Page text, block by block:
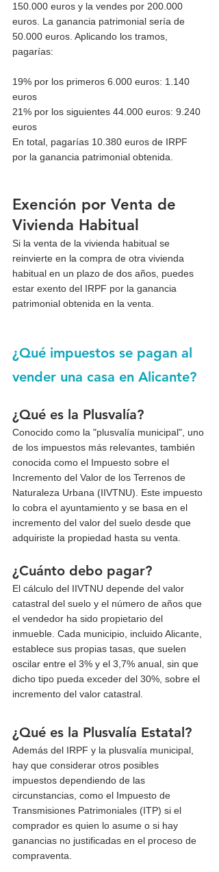
150.000 euros y la vendes por 200.000
euros. La ganancia patrimonial sería de
50.000 euros. Aplicando los tramos,
pagarías:
19% por los primeros 6.000 euros: 1.140
euros
21% por los siguientes 44.000 euros: 9.240
euros
En total, pagarías 10.380 euros de IRPF
por la ganancia patrimonial obtenida.
Exención por Venta de
Vivienda Habitual
Si la venta de la vivienda habitual se
reinvierte en la compra de otra vivienda
habitual en un plazo de dos años, puedes
estar exento del IRPF por la ganancia
patrimonial obtenida en la venta.
¿Qué impuestos se pagan al
vender una casa en Alicante?
¿Qué es la Plusvalía?
Conocido como la "plusvalía municipal", uno
de los impuestos más relevantes, también
conocida como el Impuesto sobre el
Incremento del Valor de los Terrenos de
Naturaleza Urbana (IIVTNU). Este impuesto
lo cobra el ayuntamiento y se basa en el
incremento del valor del suelo desde que
adquiriste la propiedad hasta su venta.
¿Cuánto debo pagar?
El cálculo del IIVTNU depende del valor
catastral del suelo y el número de años que
el vendedor ha sido propietario del
inmueble. Cada municipio, incluido Alicante,
establece sus propias tasas, que suelen
oscilar entre el 3% y el 3,7% anual, sin que
dicho tipo pueda exceder del 30%, sobre el
incremento del valor catastral.
¿Qué es la Plusvalía Estatal?
Además del IRPF y la plusvalía municipal,
hay que considerar otros posibles
impuestos dependiendo de las
circunstancias, como el Impuesto de
Transmisiones Patrimoniales (ITP) si el
comprador es quien lo asume o si hay
ganancias no justificadas en el proceso de
compraventa.